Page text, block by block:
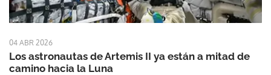
04 ABR 2026
Los astronautas de Artemis II ya están a mitad de
camino hacia la Luna